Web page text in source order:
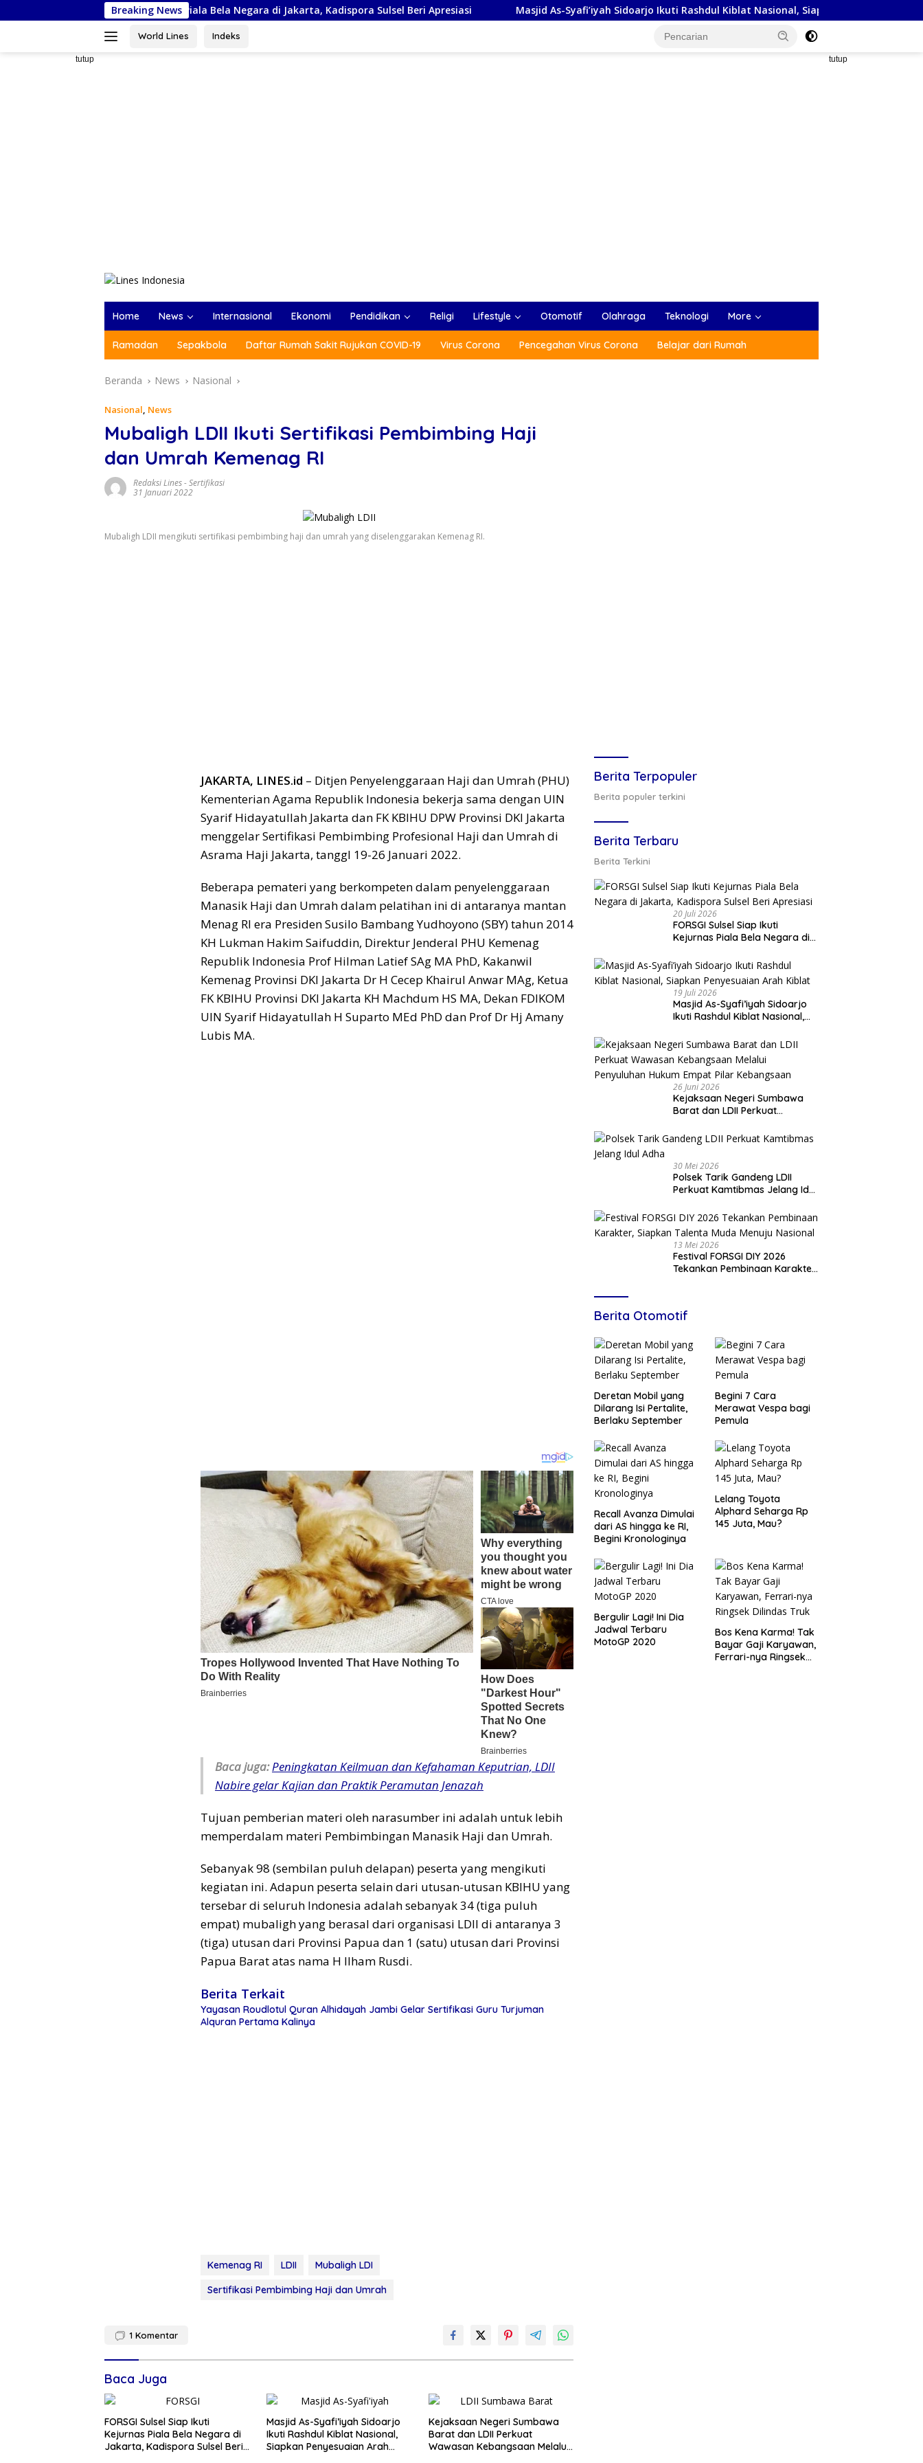
ke
Breaking News
Siap Ikuti Kejurnas Piala Bela Negara di Jakarta, Kadispora Sulsel Beri Apresiasi Masjid As-Syafi’iyah Sidoarjo Ikuti Rashdul Kiblat Nasional, Siapkan Penyesuaian Arah Kiblat
World Lines Indeks
tutup tutup
Home News Internasional Ekonomi Pendidikan Religi Lifestyle Otomotif Olahraga Teknologi More
Ramadan Sepakbola Daftar Rumah Sakit Rujukan COVID-19 Virus Corona Pencegahan Virus Corona Belajar dari Rumah
Beranda News Nasional
Nasional, News
Mubaligh LDII Ikuti Sertifikasi Pembimbing Haji
dan Umrah Kemenag RI
Redaksi Lines-Sertifikasi
31 Januari 2022
Mubaligh LDII mengikuti sertifikasi pembimbing haji dan umrah yang diselenggarakan Kemenag RI.
JAKARTA, LINES.id – Ditjen Penyelenggaraan Haji dan Umrah (PHU)
Kementerian Agama Republik Indonesia bekerja sama dengan UIN
Syarif Hidayatullah Jakarta dan FK KBIHU DPW Provinsi DKI Jakarta
menggelar Sertifikasi Pembimbing Profesional Haji dan Umrah di
Asrama Haji Jakarta, tanggl 19-26 Januari 2022.
Beberapa pemateri yang berkompeten dalam penyelenggaraan
Manasik Haji dan Umrah dalam pelatihan ini di antaranya mantan
Menag RI era Presiden Susilo Bambang Yudhoyono (SBY) tahun 2014
KH Lukman Hakim Saifuddin, Direktur Jenderal PHU Kemenag
Republik Indonesia Prof Hilman Latief SAg MA PhD, Kakanwil
Kemenag Provinsi DKI Jakarta Dr H Cecep Khairul Anwar MAg, Ketua
FK KBIHU Provinsi DKI Jakarta KH Machdum HS MA, Dekan FDIKOM
UIN Syarif Hidayatullah H Suparto MEd PhD dan Prof Dr Hj Amany
Lubis MA.
Baca juga:Peningkatan Keilmuan dan Kefahaman Keputrian, LDII
Nabire gelar Kajian dan Praktik Peramutan Jenazah
Tujuan pemberian materi oleh narasumber ini adalah untuk lebih
memperdalam materi Pembimbingan Manasik Haji dan Umrah.
Sebanyak 98 (sembilan puluh delapan) peserta yang mengikuti
kegiatan ini. Adapun peserta selain dari utusan-utusan KBIHU yang
tersebar di seluruh Indonesia adalah sebanyak 34 (tiga puluh
empat) mubaligh yang berasal dari organisasi LDII di antaranya 3
(tiga) utusan dari Provinsi Papua dan 1 (satu) utusan dari Provinsi
Papua Barat atas nama H Ilham Rusdi.
Berita Terkait
Yayasan Roudlotul Quran Alhidayah Jambi Gelar Sertifikasi Guru Turjuman
Alquran Pertama Kalinya
Kemenag RI LDII
Mubaligh LDI
Sertifikasi Pembimbing Haji dan Umrah
1 Komentar
Baca Juga
FORSGI Sulsel Siap Ikuti
Kejurnas Piala Bela Negara di
Jakarta, Kadispora Sulsel Beri
Masjid As-Syafi’iyah Sidoarjo
Ikuti Rashdul Kiblat Nasional,
Siapkan Penyesuaian Arah
Kejaksaan Negeri Sumbawa
Barat dan LDII Perkuat
Wawasan Kebangsaan Melalui
Berita Terpopuler
Berita populer terkini
Berita Terbaru
Berita Terkini
20 Juli 2026
FORSGI Sulsel Siap Ikuti
Kejurnas Piala Bela Negara di
Apresiasi
19 Juli 2026
Masjid As-Syafi’iyah Sidoarjo
Ikuti Rashdul Kiblat Nasional,
Kiblat
26 Juni 2026
Kejaksaan Negeri Sumbawa
Barat dan LDII Perkuat
Penyuluhan Hukum Empat Pilar
Kebangsaan
30 Mei 2026
Polsek Tarik Gandeng LDII
Perkuat Kamtibmas Jelang Idul
13 Mei 2026
Festival FORSGI DIY 2026
Tekankan Pembinaan Karakter,
Berita Otomotif
Deretan Mobil yang
Dilarang Isi Pertalite,
Berlaku September
Begini 7 Cara
Merawat Vespa bagi
Pemula
Recall Avanza Dimulai
dari AS hingga ke RI,
Begini Kronologinya
Lelang Toyota
Alphard Seharga Rp
145 Juta, Mau?
Bergulir Lagi! Ini Dia
Jadwal Terbaru
MotoGP 2020
Bos Kena Karma! Tak
Bayar Gaji Karyawan,
Ferrari-nya Ringsek